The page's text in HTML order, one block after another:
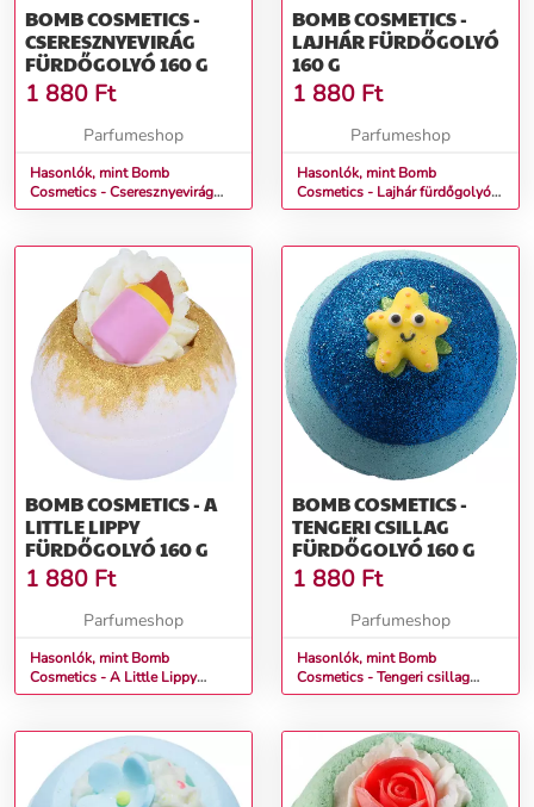
BOMB COSMETICS -
CSERESZNYEVIRÁG
FÜRDŐGOLYÓ 160 G
1 880 Ft
Parfumeshop
Hasonlók, mint Bomb
Cosmetics - Cseresznyevirág
Fürdőgolyó 160 g
BOMB COSMETICS -
LAJHÁR FÜRDŐGOLYÓ
160 G
1 880 Ft
Parfumeshop
Hasonlók, mint Bomb
Cosmetics - Lajhár fürdőgolyó
160 g
BOMB COSMETICS - A
LITTLE LIPPY
FÜRDŐGOLYÓ 160 G
1 880 Ft
Parfumeshop
Hasonlók, mint Bomb
Cosmetics - A Little Lippy
Fürdőgolyó 160 g
BOMB COSMETICS -
TENGERI CSILLAG
FÜRDŐGOLYÓ 160 G
1 880 Ft
Parfumeshop
Hasonlók, mint Bomb
Cosmetics - Tengeri csillag
Fürdőgolyó 160 g